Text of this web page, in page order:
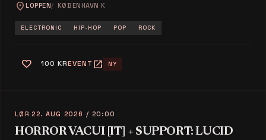
location_on LOPPEN KØBENHAVN K
ELECTRONIC HIP-HOP POP ROCK
favorite 100 KREVENT open_in_new NY
LØR 22. AUG 2026 / 20:00
HORROR VACUI [IT] + SUPPORT: LUCID